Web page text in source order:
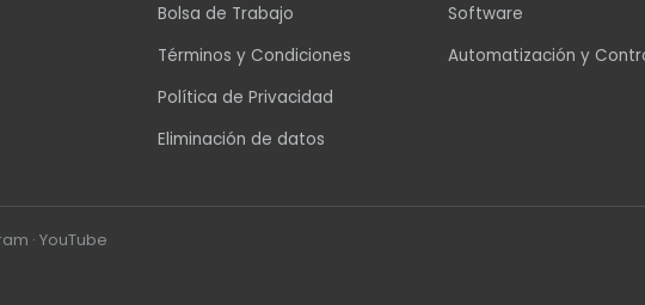
Bolsa de Trabajo
Términos y Condiciones
Política de Privacidad
Eliminación de datos
Software
Automatización y
· YouTube